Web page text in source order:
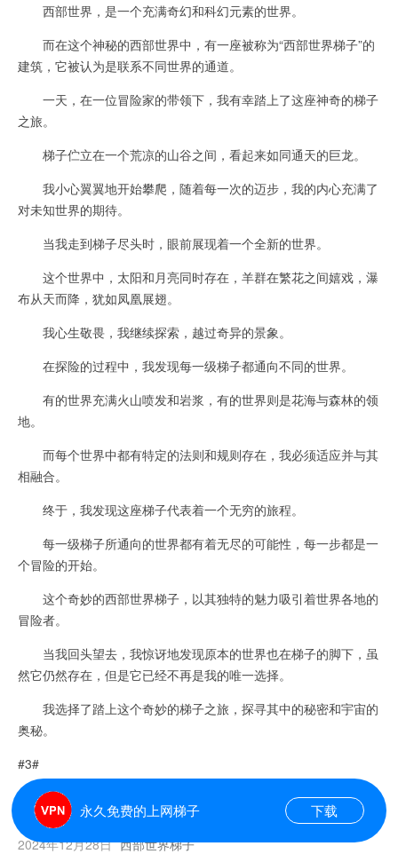
西部世界，是一个充满奇幻和科幻元素的世界。
而在这个神秘的西部世界中，有一座被称为“西部世界梯子”的
建筑，它被认为是联系不同世界的通道。
一天，在一位冒险家的带领下，我有幸踏上了这座神奇的梯子
之旅。
梯子伫立在一个荒凉的山谷之间，看起来如同通天的巨龙。
我小心翼翼地开始攀爬，随着每一次的迈步，我的内心充满了
对未知世界的期待。
当我走到梯子尽头时，眼前展现着一个全新的世界。
这个世界中，太阳和月亮同时存在，羊群在繁花之间嬉戏，瀑
布从天而降，犹如凤凰展翅。
我心生敬畏，我继续探索，越过奇异的景象。
在探险的过程中，我发现每一级梯子都通向不同的世界。
有的世界充满火山喷发和岩浆，有的世界则是花海与森林的领
地。
而每个世界中都有特定的法则和规则存在，我必须适应并与其
相融合。
终于，我发现这座梯子代表着一个无穷的旅程。
每一级梯子所通向的世界都有着无尽的可能性，每一步都是一
个冒险的开始。
这个奇妙的西部世界梯子，以其独特的魅力吸引着世界各地的
冒险者。
当我回头望去，我惊讶地发现原本的世界也在梯子的脚下，虽
然它仍然存在，但是它已经不再是我的唯一选择。
我选择了踏上这个奇妙的梯子之旅，探寻其中的秘密和宇宙的
奥秘。
#3#
西部世界梯子2024
2024年12月28日 西部世界梯子
永久免费的上网梯子 下载